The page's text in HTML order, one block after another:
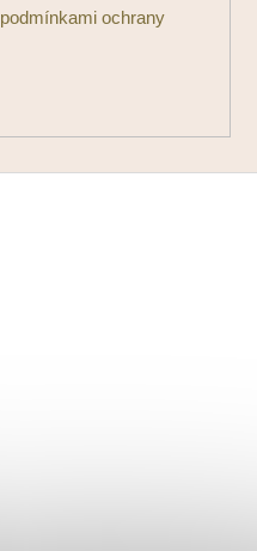
podmínkami ochrany